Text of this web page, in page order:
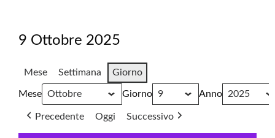
9 Ottobre 2025
Mese Settimana Giorno
Mese Giorno Anno
Precedente Oggi Successivo